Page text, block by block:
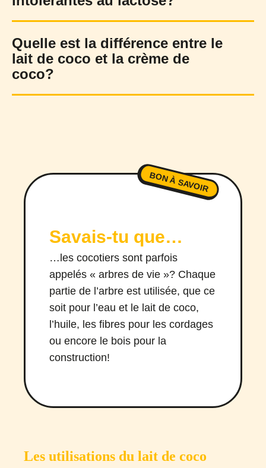
Quelle est la différence entre le
lait de coco et la crème de
coco?
BON À SAVOIR
Savais-tu que…
…les cocotiers sont parfois
appelés « arbres de vie »? Chaque
partie de l’arbre est utilisée, que ce
soit pour l’eau et le lait de coco,
l’huile, les fibres pour les cordages
ou encore le bois pour la
construction!
Les utilisations du lait de coco